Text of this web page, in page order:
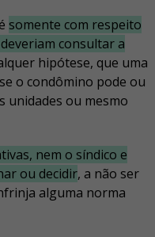
somente com respeito
consultar a
hipótese, que uma
o condômino pode ou
unidades ou mesmo
nem o síndico e
ou decidir, a não ser
alguma norma